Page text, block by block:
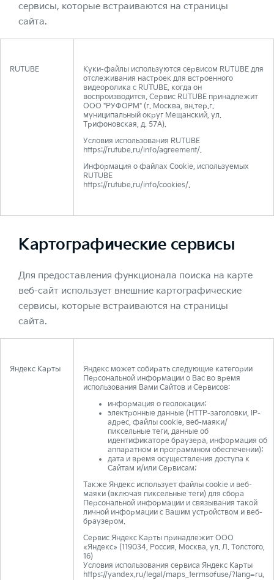
сервисы, которые встраиваются на страницы
сайта.
RUTUBE
Куки-файлы используются сервисом RUTUBE для
отслеживания настроек для встроенного
видеоролика с RUTUBE, когда он
воспроизводится. Сервис RUTUBE принадлежит
ООО "РУФОРМ" (г. Москва, вн.тер.г.
муниципальный округ Мещанский, ул.
Трифоновская, д. 57А).
Условия использования RUTUBE
https://rutube.ru/info/agreement/.
Информация о файлах Cookie, используемых
RUTUBE
https://rutube.ru/info/cookies/.
Картографические сервисы
Для предоставления функционала поиска на карте
веб-сайт использует внешние картографические
сервисы, которые встраиваются на страницы
сайта.
Яндекс Карты
Яндекс может собирать следующие категории
Персональной информации о Вас во время
использования Вами Сайтов и Сервисов:
информация о геолокации;
электронные данные (HTTP-заголовки, IP-
адрес, файлы cookie, веб-маяки/
пиксельные теги, данные об
идентификаторе браузера, информация об
аппаратном и программном обеспечении);
дата и время осуществления доступа к
Сайтам и/или Сервисам;
Также Яндекс использует файлы cookie и веб-
маяки (включая пиксельные теги) для сбора
Персональной информации и связывания такой
личной информации с Вашим устройством и веб-
браузером.
Сервис Яндекс Карты принадлежит ООО
«Яндекс» (119034, Россия, Москва, ул. Л. Толстого,
16)
Условия использования сервиса Яндекс Карты
https://yandex.ru/legal/maps_termsofuse/?lang=ru.